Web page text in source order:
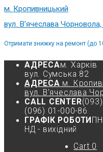
м. Кропивницький
вул. В'ячеслава
Отримати знижку на ремонт (до
АДРЕСАм. Харків
вул. Cумська 82
АДРЕСА м.
вул. В'ячеслава
CALL CENTER
(096) 01-000-86
ГРАФІК РОБОТИ
НД - вихідний
Cart 0